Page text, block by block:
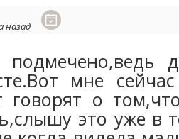
назад
подмечено,ведь
мне
говорят о
это уже в